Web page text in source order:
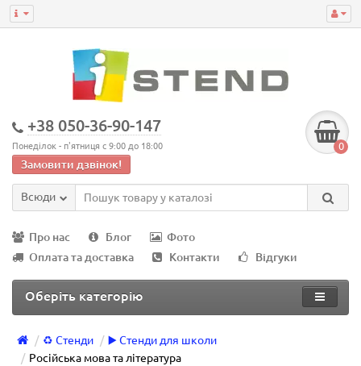
+38 050-36-90-147
Понеділок - п'ятниця с 9:00 до 18:00
Замовити дзвінок!
0
Всюди
Про нас Блог
Фото
Оплата та доставка
Контакти Відгуки
Оберіть категорію
♻️ Стенди
▶️ Стенди для школи
Російська мова та література